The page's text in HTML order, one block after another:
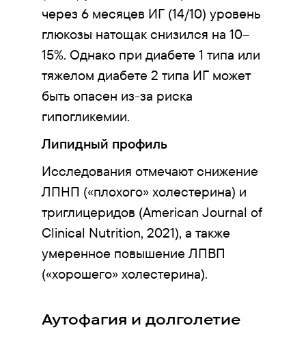
через 6 месяцев ИГ (14/10) уровень
глюкозы натощак снизился на 10–
15%. Однако при диабете 1 типа или
тяжелом диабете 2 типа ИГ может
быть опасен из-за риска
гипогликемии.
Липидный профиль
Исследования отмечают снижение
ЛПНП («плохого» холестерина) и
триглицеридов (American Journal of
Clinical Nutrition, 2021), а также
умеренное повышение ЛПВП
(«хорошего» холестерина).
Аутофагия и долголетие